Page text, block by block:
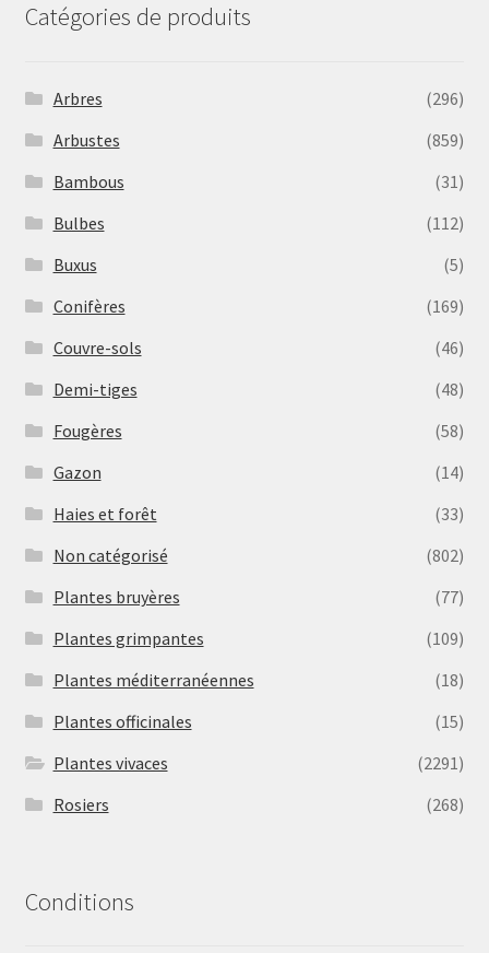
Catégories de produits
Arbres
(296)
Arbustes
(859)
Bambous
(31)
Bulbes
(112)
Buxus
(5)
Conifères
(169)
Couvre-sols
(46)
Demi-tiges
(48)
Fougères
(58)
Gazon
(14)
Haies et forêt
(33)
Non catégorisé
(802)
Plantes bruyères
(77)
Plantes grimpantes
(109)
Plantes méditerranéennes
(18)
Plantes officinales
(15)
Plantes vivaces
(2291)
Rosiers
(268)
Conditions